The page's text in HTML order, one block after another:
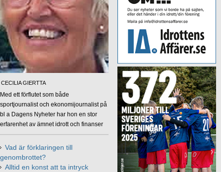
CECILIA GIERTTA
Med ett förflutet som både
sportjournalist och ekonomijournalist på
bl a Dagens Nyheter har hon en stor
erfarenhet av ämnet idrott och finanser
Vad är förklaringen till
genombrottet?
Alltid en konst att ta intryck